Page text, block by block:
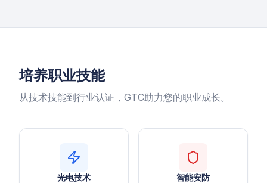
培养职业技能
从技术技能到行业认证，GTC助力您的职业成长。
光电技术 智能安防